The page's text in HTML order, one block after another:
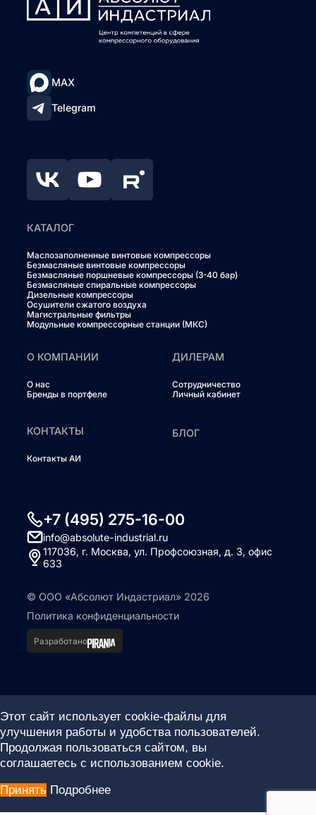
MAX
Telegram
КАТАЛОГ
Маслозаполненные винтовые компрессоры
Безмасляные винтовые компрессоры
Безмасляные поршневые компрессоры (3-40 бар)
Безмасляные спиральные компрессоры
Дизельные компрессоры
Осушители сжатого воздуха
Магистральные фильтры
Модульные компрессорные станции (МКС)
О КОМПАНИИ
О нас
Бренды в портфеле
ДИЛЕРАМ
Сотрудничество
Личный кабинет
КОНТАКТЫ
Контакты АИ
БЛОГ
+7 (495) 275-16-00
info@absolute-industrial.ru
117036, г. Москва, ул. Профсоюзная, д. 3, офис
633
© ООО «Абсолют Индастриал» 2026
Политика конфиденциальности
Разработано
Этот сайт использует cookie-файлы для
улучшения работы и удобства пользователей.
Продолжая пользоваться сайтом, вы
соглашаетесь с использованием cookie.
Принять Подробнее